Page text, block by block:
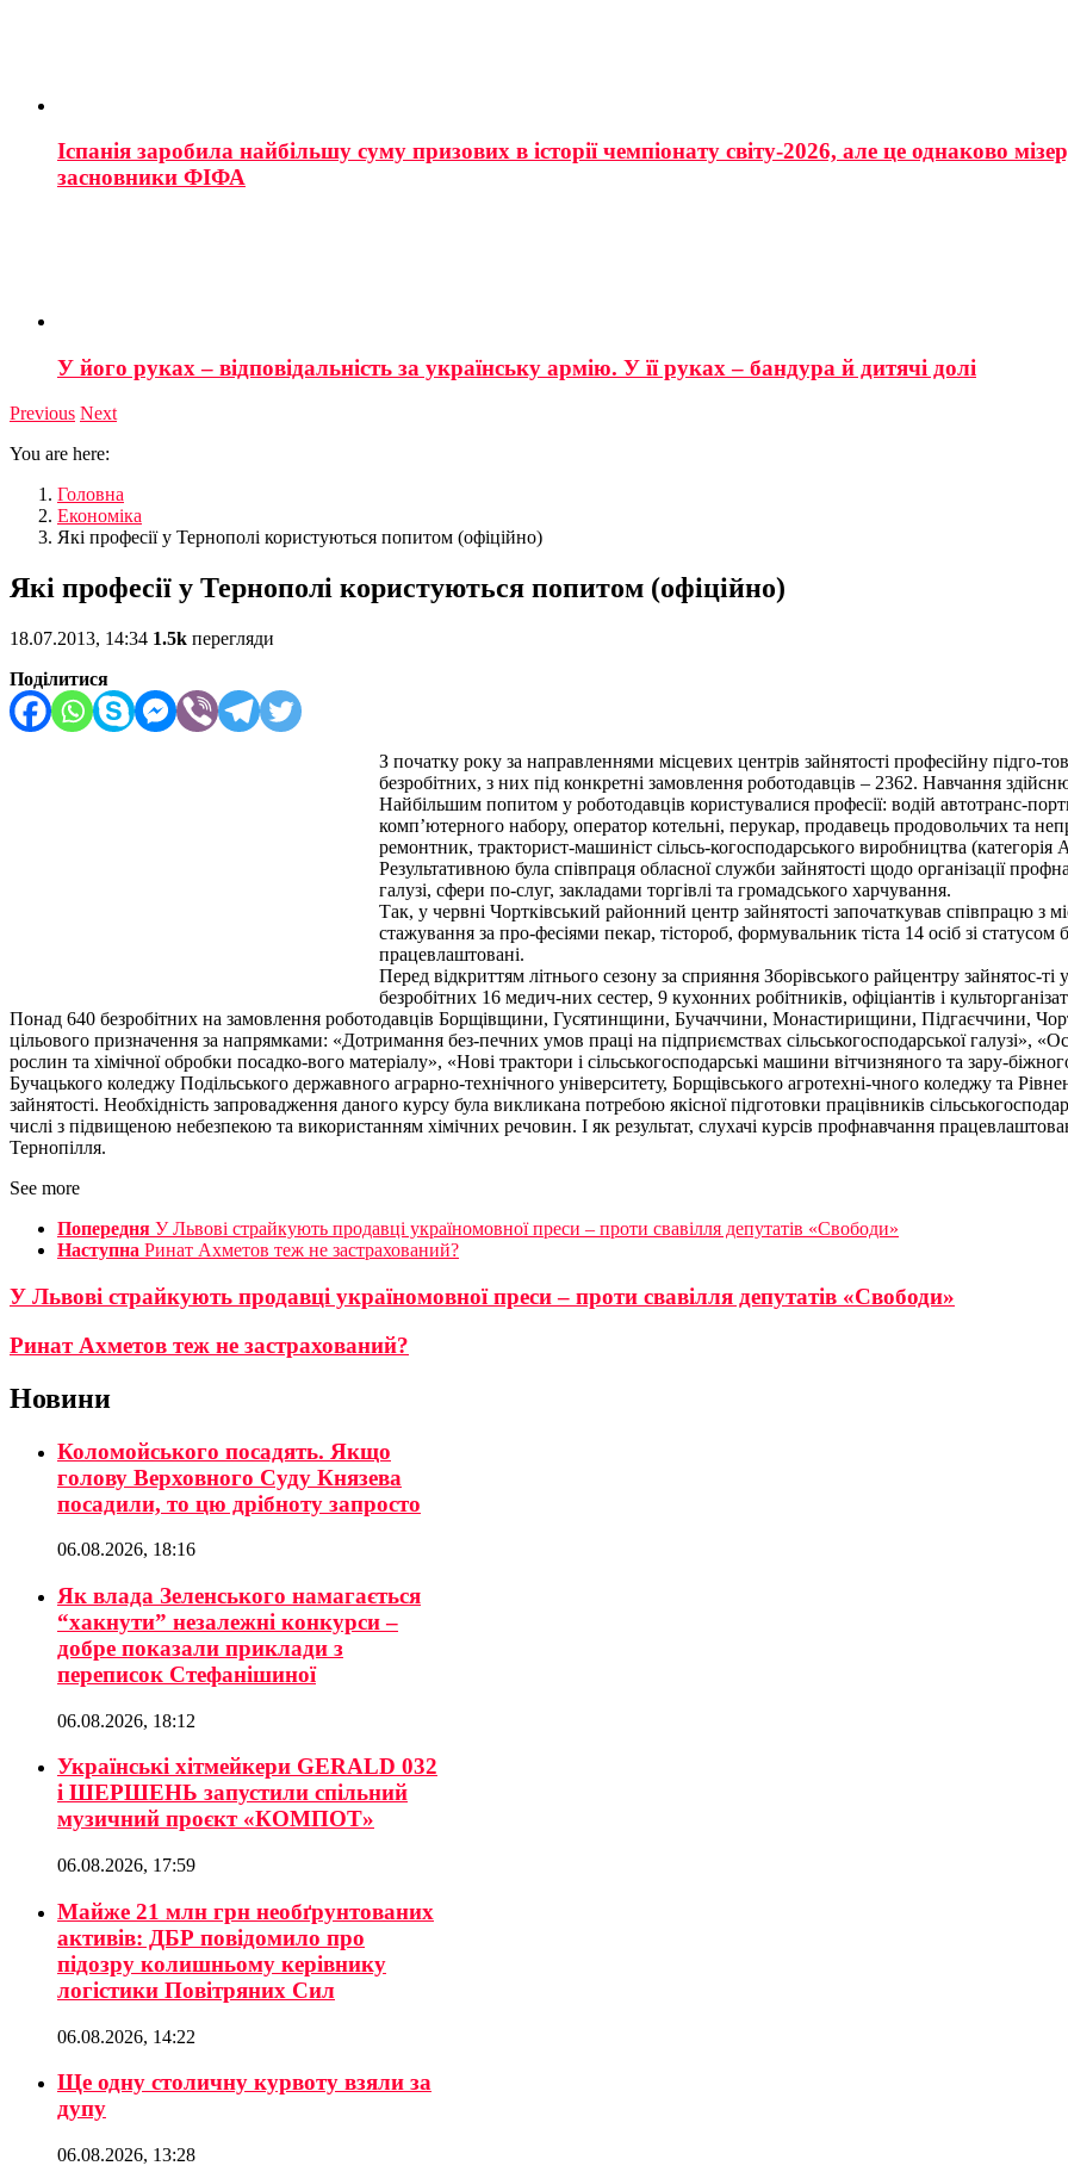
Іспанія заробила найбільшу суму призових в історії чемпіонату світу-2026, але це однаково
засновники ФІФА
У його руках – відповідальність за українську армію. У її руках – бандура й дитячі долі
Previous Next
You are here:
Головна
Економіка
Які професії у Тернополі користуються попитом (офіційно)
Які професії у Тернополі користуються попитом (офіційно)
18.07.2013, 14:34 1.5k перегляди
Поділитися
З початку року за направленнями місцевих центрів зайнятості професійну підго-
безробітних, з них під конкретні замовлення роботодавців – 2362. Навчання
Найбільшим попитом у роботодавців користувалися професії: водій автотранс-
комп’ютерного набору, оператор котельні, перукар, продавець продовольчих та
ремонтник, тракторист-машиніст сільсь-когосподарського виробництва (категорія
Результативною була співпраця обласної служби зайнятості щодо організації
галузі, сфери по-слуг, закладами торгівлі та громадського харчування.
Так, у червні Чортківський районний центр зайнятості започаткував
стажування за про-фесіями пекар, тістороб, формувальник тіста 14 осіб зі статусом
працевлаштовані.
Перед відкриттям літнього сезону за сприяння Зборівського райцентру
безробітних 16 медич-них сестер, 9 кухонних робітників, офіціантів і
Понад 640 безробітних на замовлення роботодавців Борщівщини, Гусятинщини, Бучаччини, Монастирищини, Підгаєччини,
цільового призначення за напрямками: «Дотримання без-печних умов праці на підприємствах сільськогосподарської галузі»,
рослин та хімічної обробки посадко-вого матеріалу», «Нові трактори і сільськогосподарські машини вітчизняного та зару-
Бучацького коледжу Подільського державного аграрно-технічного університету, Борщівського агротехні-чного коледжу та
зайнятості. Необхідність запровадження даного курсу була викликана потребою якісної підготовки працівників
числі з підвищеною небезпекою та використанням хімічних речовин. І як результат, слухачі курсів профнавчання
Тернопілля.
See more
Попередня У Львові страйкують продавці україномовної преси – проти свавілля депутатів «Свободи»
Наступна Ринат Ахметов теж не застрахований?
У Львові страйкують продавці україномовної преси – проти свавілля депутатів «Свободи»
Ринат Ахметов теж не застрахований?
Новини
Коломойського посадять. Якщо
голову Верховного Суду Князева
посадили, то цю дрібноту запросто
06.08.2026, 18:16
Як влада Зеленського намагається
“хакнути” незалежні конкурси –
добре показали приклади з
переписок Стефанішиної
06.08.2026, 18:12
Українські хітмейкери GERALD 032
і ШЕРШЕНЬ запустили спільний
музичний проєкт «КОМПОТ»
06.08.2026, 17:59
Майже 21 млн грн необґрунтованих
активів: ДБР повідомило про
підозру колишньому керівнику
логістики Повітряних Сил
06.08.2026, 14:22
Ще одну столичну курвоту взяли за
дупу
06.08.2026, 13:28